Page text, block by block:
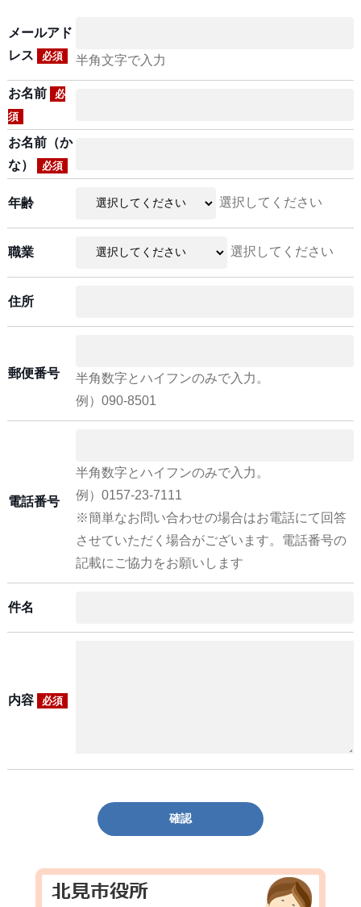
メールアド
レス
必須 半角文字で入力
お名前
必
須
お名前（か
な）
必須
年齢 選択してください
職業 選択してください
住所
郵便番号
半角数字とハイフンのみで入力。
例）090-8501
電話番号
半角数字とハイフンのみで入力。
例）0157-23-7111
※簡単なお問い合わせの場合はお電話にて回答
させていただく場合がございます。電話番号の
記載にご協力をお願いします
件名
内容 必須
確認